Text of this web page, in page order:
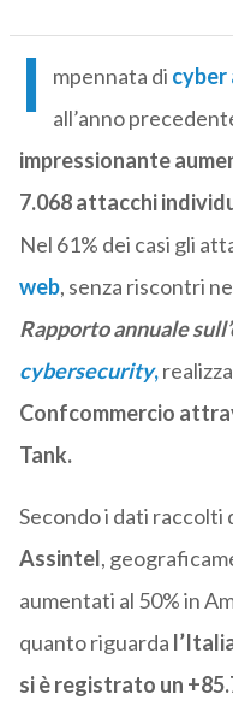
I mpennata di
all’anno
impressionante
7.068 attacchi
Nel 61% dei casi gli
web, senza riscontri
Rapporto annuale
cybersecurity,
Confcommercio
Tank.
Secondo i dati raccolti
Assintel,
aumentati al 50% in
quanto riguarda
si è registrato un